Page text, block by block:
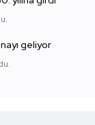
geliyor